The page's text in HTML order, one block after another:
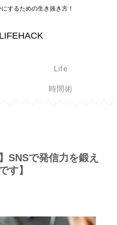
するための生き抜き方！
Life
時間術
SNSで発信力を鍛え
す】